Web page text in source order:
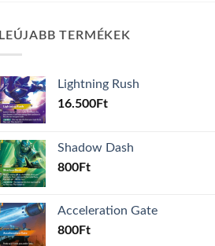
LEÚJABB TERMÉKEK
Lightning Rush
16.500Ft
Shadow Dash
800Ft
Acceleration Gate
800Ft